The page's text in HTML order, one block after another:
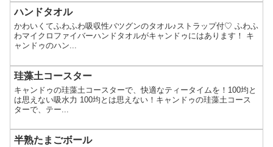
ハンドタオル
かわいくてふわふわ吸収性バツグンのタオル♪ストラップ付♡ ふわふ
わマイクロファイバーハンドタオルがキャンドゥにはあります！ キ
ャンドゥのハン...
珪藻土コースター
キャンドゥの珪藻土コースターで、快適なティータイムを！100均と
は思えない吸水力 100均とは思えない！キャンドゥの珪藻土コース
ターで、テー...
半熟たまごボール